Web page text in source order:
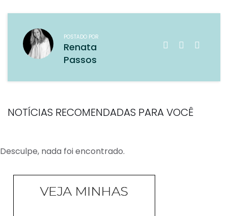
POSTADO POR
Renata
Passos
NOTÍCIAS RECOMENDADAS PARA VOCÊ
Desculpe, nada foi encontrado.